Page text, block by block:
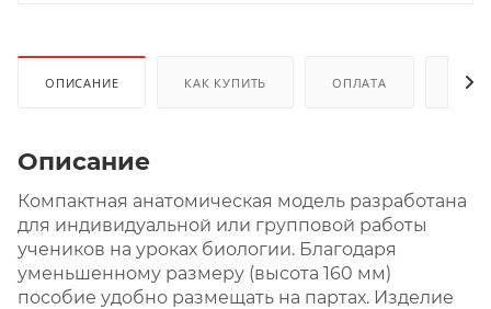
ОПИСАНИЕ КАК КУПИТЬ ОПЛАТА
Описание
Компактная анатомическая модель разработана
для индивидуальной или групповой работы
учеников на уроках биологии. Благодаря
уменьшенному размеру (высота 160 мм)
пособие удобно размещать на партах. Изделие